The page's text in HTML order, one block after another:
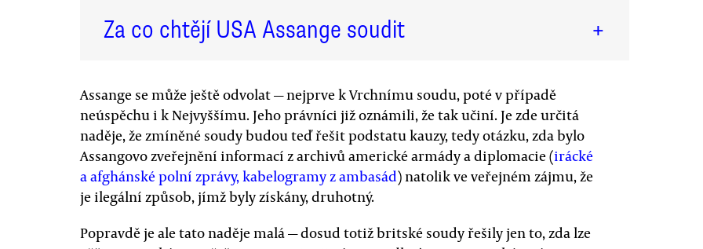
Za co chtějí USA Assange soudit +
Assange se může ještě odvolat — nejprve k Vrchnímu soudu, poté v případě
neúspěchu i k Nejvyššímu. Jeho právníci již oznámili, že tak učiní. Je zde určitá
naděje, že zmíněné soudy budou teď řešit podstatu kauzy, tedy otázku, zda bylo
Assangovo zveřejnění informací z archivů americké armády a diplomacie (irácké
a afghánské polní zprávy, kabelogramy z ambasád) natolik ve veřejném zájmu, že
je ilegální způsob, jímž byly získány, druhotný.
Popravdě je ale tato naděje malá — dosud totiž britské soudy řešily jen to, zda lze